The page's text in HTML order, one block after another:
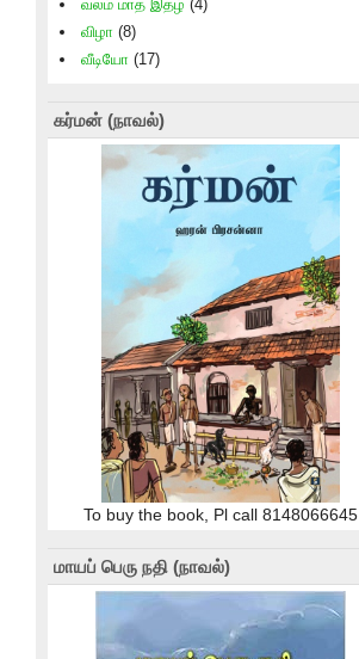
வலம் மாத இதழ் (4)
விழா (8)
வீடியோ (17)
கர்மன் (நாவல்)
To buy the book, Pl call 8148066645
மாயப் பெரு நதி (நாவல்)